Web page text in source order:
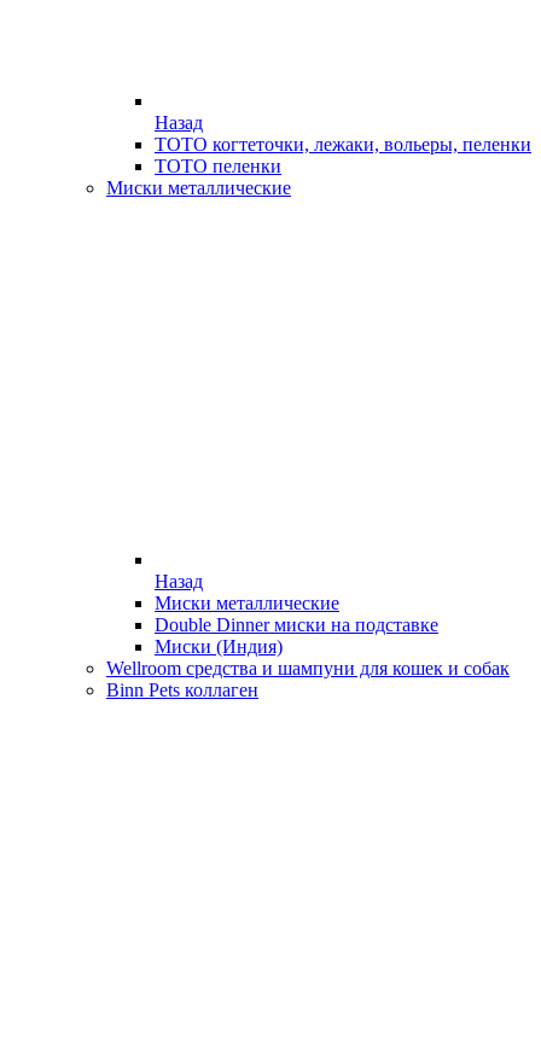
Назад
ТОТО когтеточки, лежаки, вольеры, пеленки
ТОТО пеленки
Миски металлические
Назад
Миски металлические
Double Dinner миски на подставке
Миски (Индия)
Wellroom средства и шампуни для кошек и собак
Binn Pets коллаген